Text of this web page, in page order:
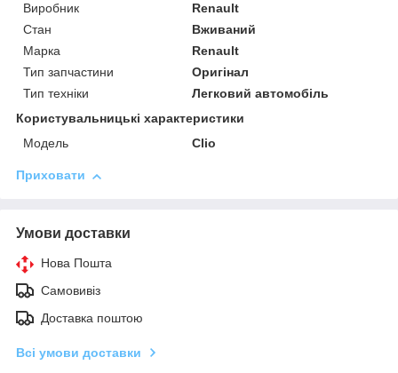
Виробник
Renault
Стан
Вживаний
Марка
Renault
Тип запчастини
Оригінал
Тип техніки
Легковий автомобіль
Користувальницькі характеристики
Мoдель
Clio
Приховати
Умови доставки
Нова Пошта
Самовивіз
Доставка поштою
Всі умови доставки